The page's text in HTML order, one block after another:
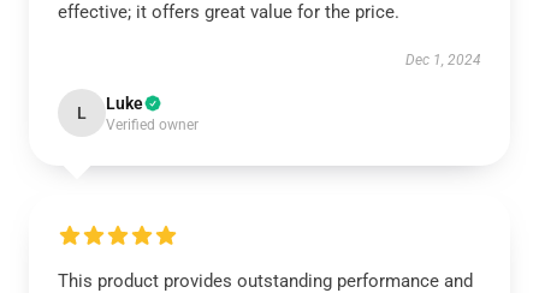
effective; it offers great value for the price.
Dec 1, 2024
L Luke
Verified owner
This product provides outstanding performance and